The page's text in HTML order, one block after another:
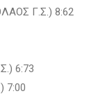
Γ.Σ.) 8:62
6:73
7:00